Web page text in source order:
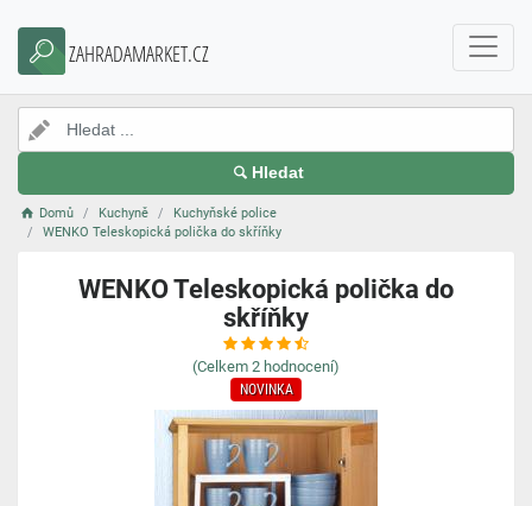
ZAHRADAMARKET.CZ
Hledat
Domů Kuchyně
Kuchyňské police
WENKO Teleskopická polička do skříňky
WENKO Teleskopická polička do
skříňky
(Celkem 2 hodnocení)
NOVINKA